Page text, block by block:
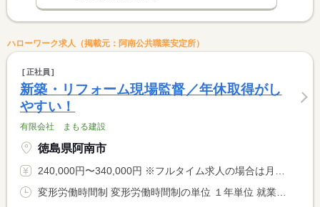
ハローワーク求人（掲載元：阿南公共職業安定所）
正社員
新築・リフォーム現場監督／年休取得がし
やすい！
有限会社 まもる建設
徳島県阿南市
240,000円〜340,000円 ※フルタイム求人の場合は月額（換算額）、パート求人の場合は時間額を表示しています。